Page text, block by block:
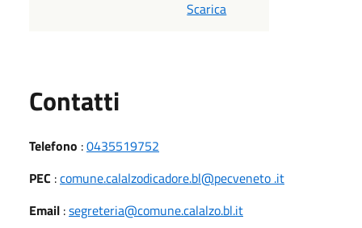
Scarica
Contatti
Telefono :0435519752
PEC :comune.calalzodicadore.bl@pecveneto .it
Email :segreteria@comune.calalzo.bl.it